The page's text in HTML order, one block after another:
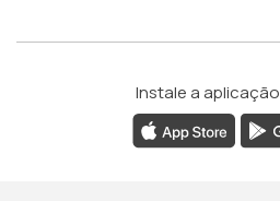
Instale a aplicação